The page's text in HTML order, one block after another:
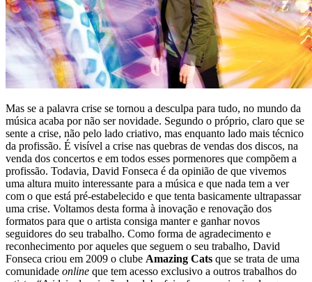
Mas se a palavra crise se tornou a desculpa para tudo, no mundo da
música acaba por não ser novidade. Segundo o próprio, claro que se
sente a crise, não pelo lado criativo, mas enquanto lado mais técnico
da profissão. É visível a crise nas quebras de vendas dos discos, na
venda dos concertos e em todos esses pormenores que compõem a
profissão. Todavia, David Fonseca é da opinião de que vivemos
uma altura muito interessante para a música e que nada tem a ver
com o que está pré-estabelecido e que tenta basicamente ultrapassar
uma crise. Voltamos desta forma à inovação e renovação dos
formatos para que o artista consiga manter e ganhar novos
seguidores do seu trabalho. Como forma de agradecimento e
reconhecimento por aqueles que seguem o seu trabalho, David
Fonseca criou em 2009 o clube Amazing Cats que se trata de uma
comunidade online que tem acesso exclusivo a outros trabalhos do